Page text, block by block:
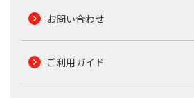
お問い合わせ
ご利用ガイド